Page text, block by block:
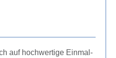
auf hochwertige Einmal-